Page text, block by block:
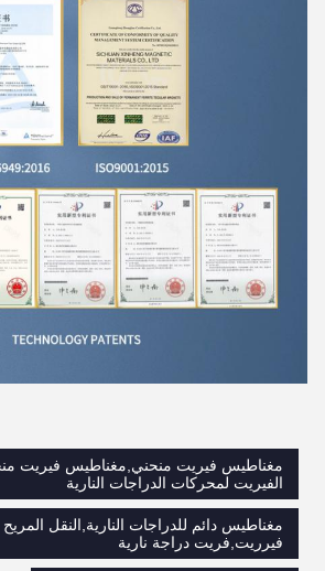
مغناطيس فيريت منحني,مغناطيس فيريت
الفيريت لمحركات الدراجات النارية
مغناطيس دائم للدراجات النارية,النقل
فيرريت,فريت دراجة نارية